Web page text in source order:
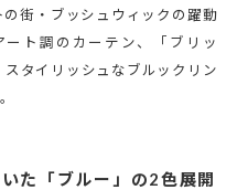
街・ブッシュウィックの躍動
ト調のカーテン、「ブリッ
タイリッシュなブルックリン
た「ブルー」の2色展開